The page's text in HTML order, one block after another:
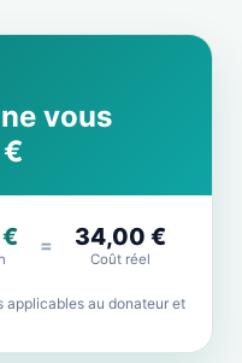
vous
= 34,00 €
Coût réel
applicables au donateur et